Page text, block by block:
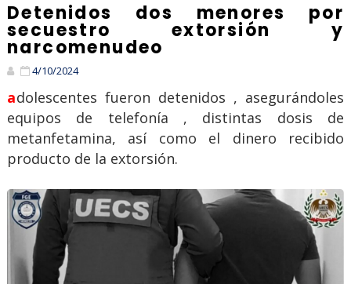
Detenidos dos menores por
secuestro extorsión y
narcomenudeo
4/10/2024
adolescentes fueron detenidos , asegurándoles
equipos de telefonía , distintas dosis de
metanfetamina, así como el dinero recibido
producto de la extorsión.